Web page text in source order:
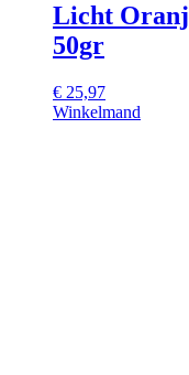
Licht
50gr
€ 25,97
Winkelmand